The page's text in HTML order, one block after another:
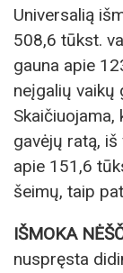
Universalią
508,6 tūkst.
gauna apie
neįgalių vaikų
gavėjų ratą,
apie 151,6
šeimų, taip
IŠMOKA
nuspręsta